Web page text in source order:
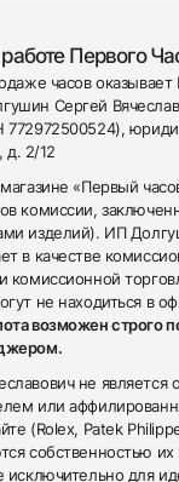
Первого
часов
Сергей
д. 2/12
«Первый
комиссии,
изделий). ИП
в качестве
комиссионной
не находиться в
возможен строго
не является
или
(Rolex, Patek
собственностью
исключительно для